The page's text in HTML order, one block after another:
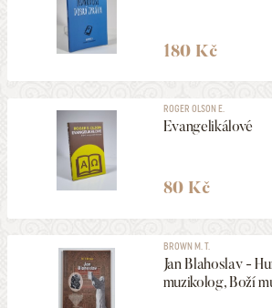
180 Kč
ROGER OLSON E.
Evangelikálové
80 Kč
BROWN M. T.
Jan Blahoslav -
muzikolog, Boží